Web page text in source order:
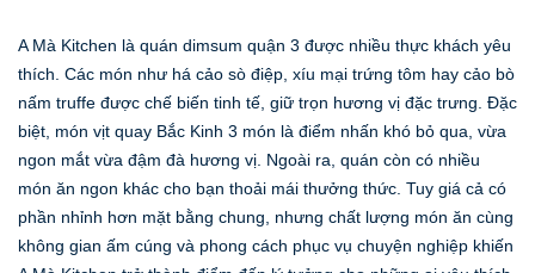
A Mà Kitchen là quán dimsum quận 3 được nhiều thực khách yêu
thích. Các món như há cảo sò điệp, xíu mại trứng tôm hay cảo bò
nấm truffe được chế biến tinh tế, giữ trọn hương vị đặc trưng. Đặc
biệt, món vịt quay Bắc Kinh 3 món là điểm nhấn khó bỏ qua, vừa
ngon mắt vừa đậm đà hương vị. Ngoài ra, quán còn có nhiều
món ăn ngon khác cho bạn thoải mái thưởng thức. Tuy giá cả có
phần nhỉnh hơn mặt bằng chung, nhưng chất lượng món ăn cùng
không gian ấm cúng và phong cách phục vụ chuyện nghiệp khiến